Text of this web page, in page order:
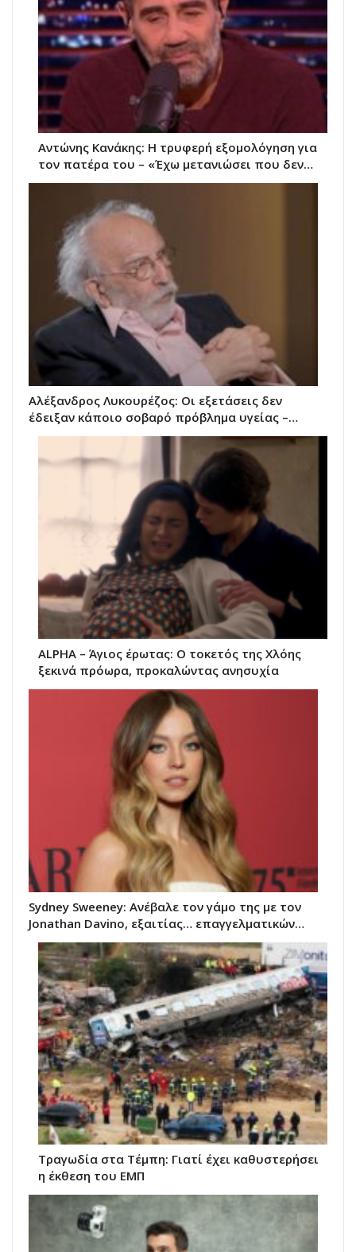
Αντώνης Κανάκης: Η τρυφερή εξομολόγηση για
τον πατέρα του – «Έχω μετανιώσει που δεν…
Αλέξανδρος Λυκουρέζος: Οι εξετάσεις δεν
έδειξαν κάποιο σοβαρό πρόβλημα υγείας –…
ALPHA – Άγιος έρωτας: Ο τοκετός της Χλόης
ξεκινά πρόωρα, προκαλώντας ανησυχία
Sydney Sweeney: Ανέβαλε τον γάμο της με τον
Jonathan Davino, εξαιτίας… επαγγελματικών…
Τραγωδία στα Τέμπη: Γιατί έχει καθυστερήσει
η έκθεση του ΕΜΠ